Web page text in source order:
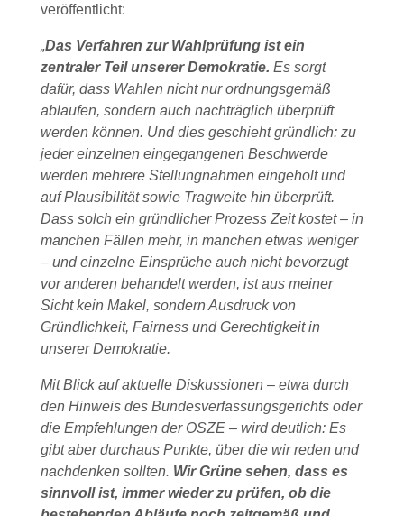
veröffentlicht:
„Das Verfahren zur Wahlprüfung ist ein
zentraler Teil unserer Demokratie. Es sorgt
dafür, dass Wahlen nicht nur ordnungsgemäß
ablaufen, sondern auch nachträglich überprüft
werden können. Und dies geschieht gründlich: zu
jeder einzelnen eingegangenen Beschwerde
werden mehrere Stellungnahmen eingeholt und
auf Plausibilität sowie Tragweite hin überprüft.
Dass solch ein gründlicher Prozess Zeit kostet – in
manchen Fällen mehr, in manchen etwas weniger
– und einzelne Einsprüche auch nicht bevorzugt
vor anderen behandelt werden, ist aus meiner
Sicht kein Makel, sondern Ausdruck von
Gründlichkeit, Fairness und Gerechtigkeit in
unserer Demokratie.
Mit Blick auf aktuelle Diskussionen – etwa durch
den Hinweis des Bundesverfassungsgerichts oder
die Empfehlungen der OSZE – wird deutlich: Es
gibt aber durchaus Punkte, über die wir reden und
nachdenken sollten. Wir Grüne sehen, dass es
sinnvoll ist, immer wieder zu prüfen, ob die